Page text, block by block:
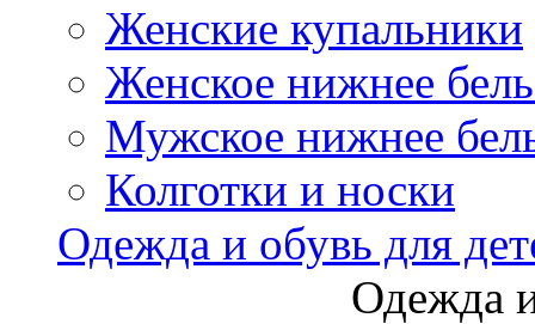
Женские купальники
Женское нижнее
Мужское нижнее
Колготки и носки
Одежда и обувь для
Одежда